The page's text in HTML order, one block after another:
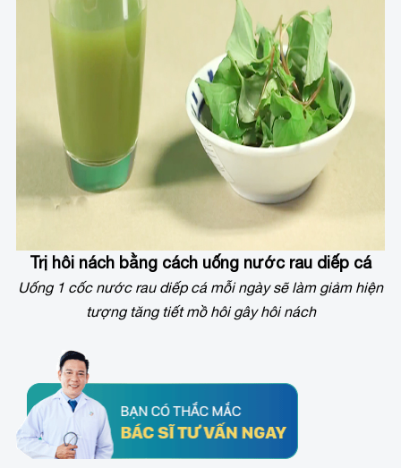
Trị hôi nách bằng cách uống nước rau diếp cá
Uống 1 cốc nước rau diếp cá mỗi ngày sẽ làm giảm hiện
tượng tăng tiết mồ hôi gây hôi nách